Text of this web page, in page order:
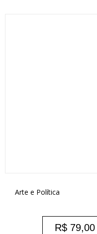
Arte e Política
R$79,00